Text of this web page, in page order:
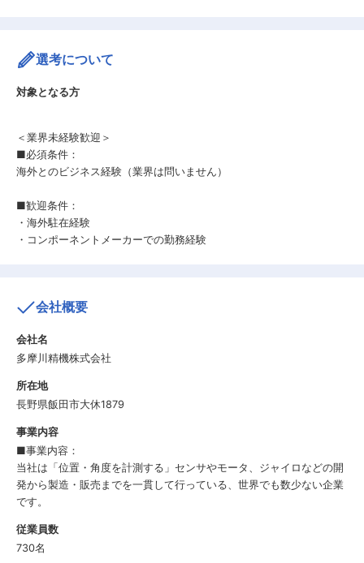
選考について
対象となる方
＜業界未経験歓迎＞
■必須条件：
海外とのビジネス経験（業界は問いません）
■歓迎条件：
・海外駐在経験
・コンポーネントメーカーでの勤務経験
会社概要
会社名
多摩川精機株式会社
所在地
長野県飯田市大休1879
事業内容
■事業内容：
当社は「位置・角度を計測する」センサやモータ、ジャイロなどの開
発から製造・販売までを一貫して行っている、世界でも数少ない企業
です。
従業員数
730名